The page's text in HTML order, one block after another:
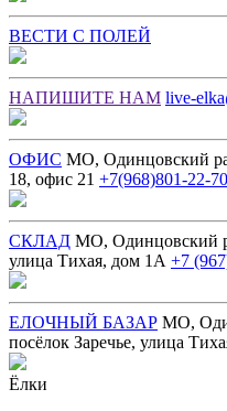
ВЕСТИ С ПОЛЕЙ
НАПИШИТЕ НАМ live-
ОФИС МО, Одинцовский
18, офис 21 +7(968)801-22-70
СКЛАД МО, Одинцовский
улица Тихая, дом 1А +7
ЕЛОЧНЫЙ БАЗАР МО,
посёлок Заречье, улица
Ёлки